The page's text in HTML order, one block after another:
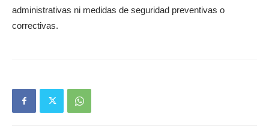
administrativas ni medidas de seguridad preventivas o
correctivas.